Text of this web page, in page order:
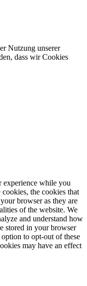
Nutzung unserer
dass wir Cookies
experience while you
the cookies that
browser as they are
of the website. We
and understand how
stored in your browser
to opt-out of these
may have an effect